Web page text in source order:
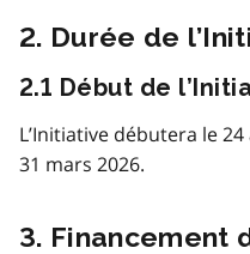
2. Durée de
2.1 Début de
L’Initiative débutera le
31 mars 2026.
3. Financement